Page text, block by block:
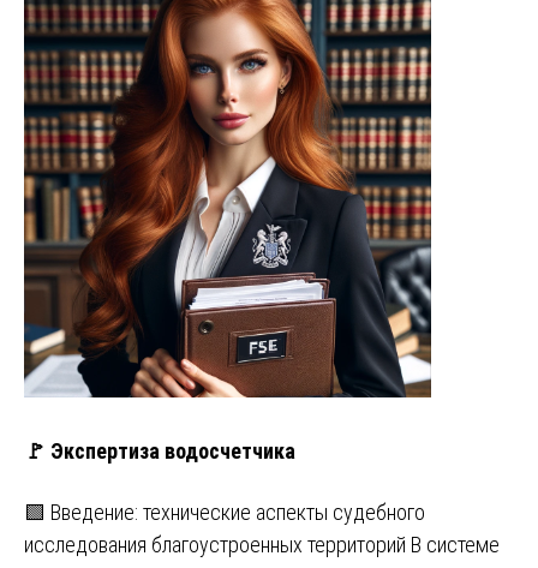
🚩 Экспертиза водосчетчика
🟩 Введение: технические аспекты судебного
исследования благоустроенных территорий В системе